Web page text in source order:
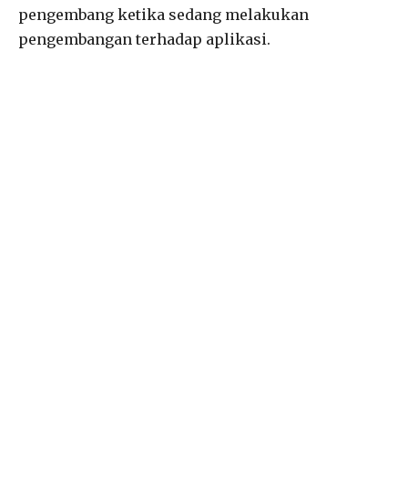
pengembang ketika sedang melakukan
pengembangan terhadap aplikasi.